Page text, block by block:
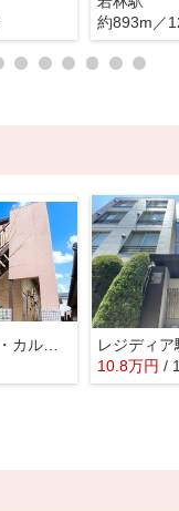
約893m／
プラザ・ドゥ・カルロス
レジディ
10.8万円 /